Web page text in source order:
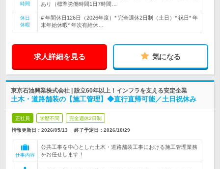
時間
あり（標準労働時間1日7時間…
休日
休暇
# 年間休日126日（2026年度）* 完全週休2日制（土日）* 祝日* 年
末年始休暇* 年次有給休…
求人詳細を見る 気になる
東京石油興業株式会社 | 設立60年以上！インフラを支える安定企業
土木・道路舗装の【施工管理】◆直行直帰可能／土日祝休み
正社員 学歴不問 完全週休2日制
情報更新日：2026/05/13 終了予定日： 2026/10/29
仕事内容
公共工事を中心とした土木・道路舗装工事における施工管理業務
をお任せします！